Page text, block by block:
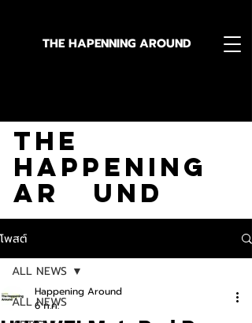
THE HAPENNING AROUND
The
Happening
Ar und
โพสต์
ALL NEWS
ALL NEWS
Happening Around
6 ก.ค.